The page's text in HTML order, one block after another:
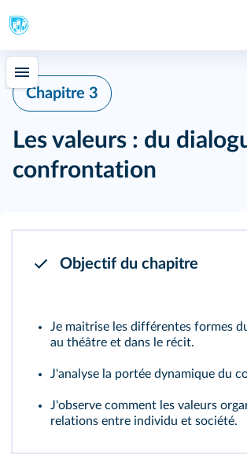
Chapitre 3
Les valeurs : du
confrontation
Objectif du chapitre
Je maitrise les différentes formes
au théâtre et dans le récit.
J'analyse la portée dynamique du
J'observe comment les valeurs
relations entre individu et société.